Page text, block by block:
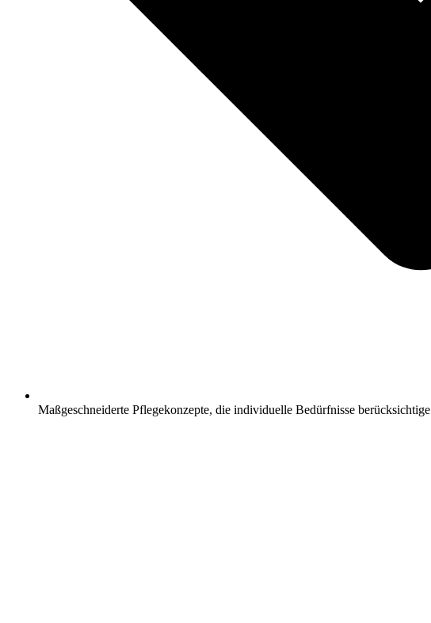
Maßgeschneiderte Pflegekonzepte, die individuelle Bedürfnisse berücksichtige